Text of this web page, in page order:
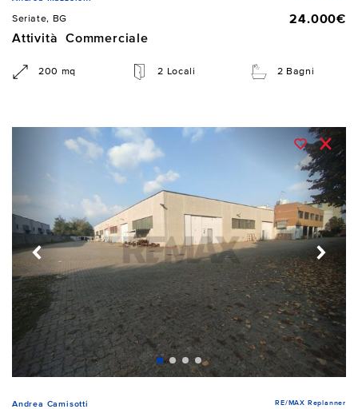
Seriate, BG
24.000€
Attività Commerciale
200 mq 2 Locali 2 Bagni
Andrea Camisotti RE/MAX Replanner